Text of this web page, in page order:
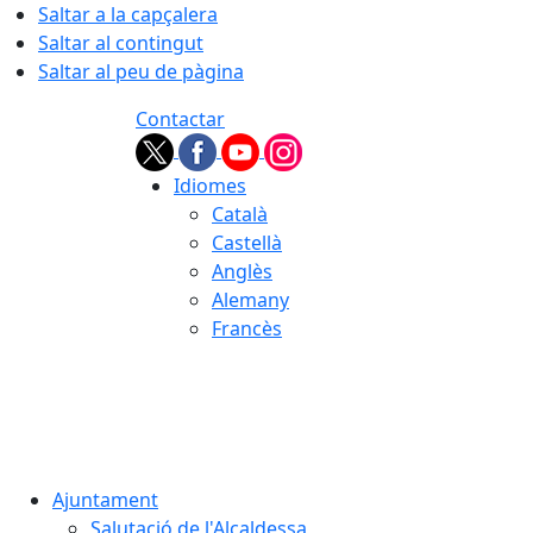
Saltar a la capçalera
Saltar al contingut
Saltar al peu de pàgina
Contactar
Idiomes
Català
Castellà
Anglès
Alemany
Francès
Ajuntament